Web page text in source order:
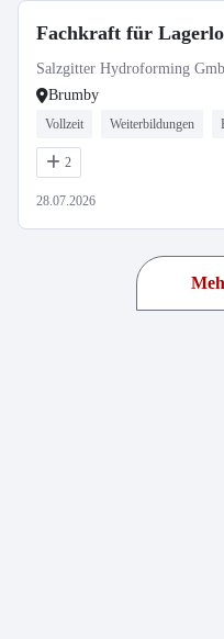
Fachkraft für
Salzgitter Hydroforming
Brumby
Vollzeit Weiterbildungen
2
28.07.2026